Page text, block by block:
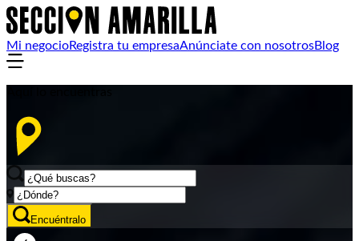
Mi negocioRegistra tu empresaAnúnciate con nosotrosBlog
Encuéntralo